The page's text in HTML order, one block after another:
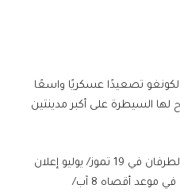
تصعيدًا عسكريًا واسعًا
لها السيطرة على أكبر مدينتين
وفي إطار الوساطة القطرية، وقّع الطرفان في 19 تموز/ يوليو إعلان
مبادئ تعهّدا فيه ببدء المفاوضات في موعد أقصاه 8 آب/